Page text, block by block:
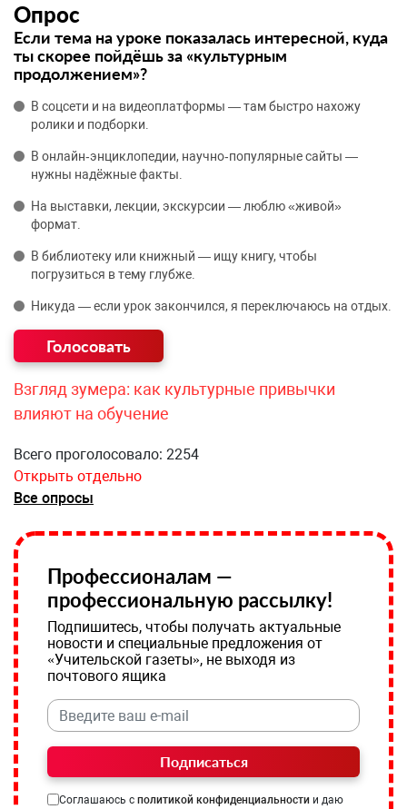
Опрос
Если тема на уроке показалась интересной, куда
ты скорее пойдёшь за «культурным
продолжением»?
В соцсети и на видеоплатформы — там быстро нахожу
ролики и подборки.
В онлайн‑энциклопедии, научно‑популярные сайты —
нужны надёжные факты.
На выставки, лекции, экскурсии — люблю «живой»
формат.
В библиотеку или книжный — ищу книгу, чтобы
погрузиться в тему глубже.
Никуда — если урок закончился, я переключаюсь на отдых.
Взгляд зумера: как культурные привычки
влияют на обучение
Всего проголосовало: 2254
Открыть отдельно
Все опросы
Профессионалам —
профессиональную рассылку!
Подпишитесь, чтобы получать актуальные
новости и специальные предложения от
«Учительской газеты», не выходя из
почтового ящика
Подписаться
Соглашаюсь с политикой конфиденциальности и даю